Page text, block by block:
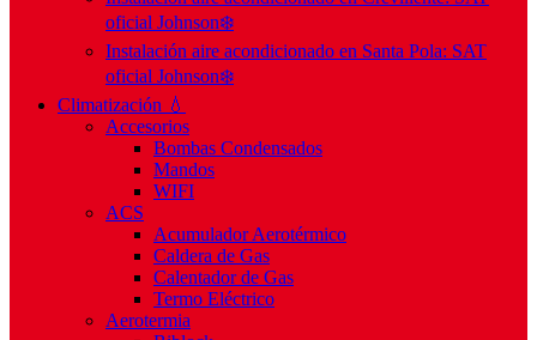
oficial Johnson❄️
Instalación aire acondicionado en Santa Pola: SAT
oficial Johnson❄️
Climatización 💧
Accesorios
Bombas Condensados
Mandos
WIFI
ACS
Acumulador Aerotérmico
Caldera de Gas
Calentador de Gas
Termo Eléctrico
Aerotermia